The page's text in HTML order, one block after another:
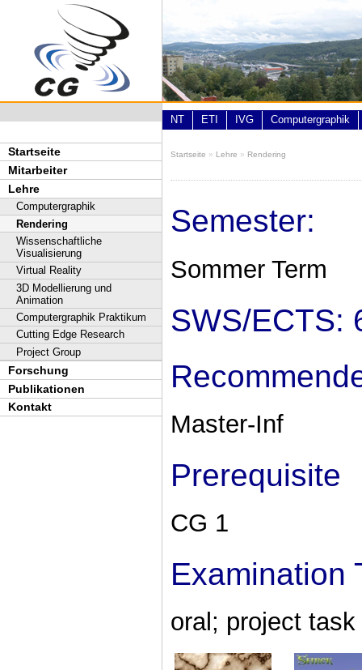
Direkt zum Inhalt
Startseite
Mitarbeiter
Lehre
Computergraphik
Rendering
Wissenschaftliche
Visualisierung
Virtual Reality
3D Modellierung und
Animation
Computergraphik Praktikum
Cutting Edge Research
Project Group
Forschung
Publikationen
Kontakt
NT ETI IVG Computergraphik
Sie sind hier
Startseite » Lehre » Rendering
Semester:
Sommer Term
SWS/ECTS:
Master-Inf
Prerequisite
CG 1
Examination
oral; project task